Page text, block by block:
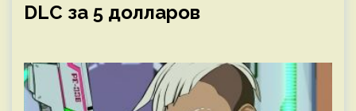
DLC за 5 долларов